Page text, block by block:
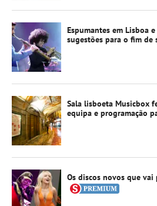
Espumantes em Lisboa
sugestões para o fim de
Sala lisboeta Musicbox
equipa e programação
Os discos novos que